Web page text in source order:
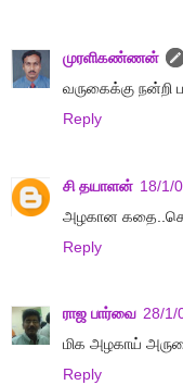
முரளிகண்ணன்
வருகைக்கு நன்றி
Reply
சி தயாளன் 18/1/
அழகான
Reply
ராஜ பார்வை 28/1/
மிக அழகாய்
Reply